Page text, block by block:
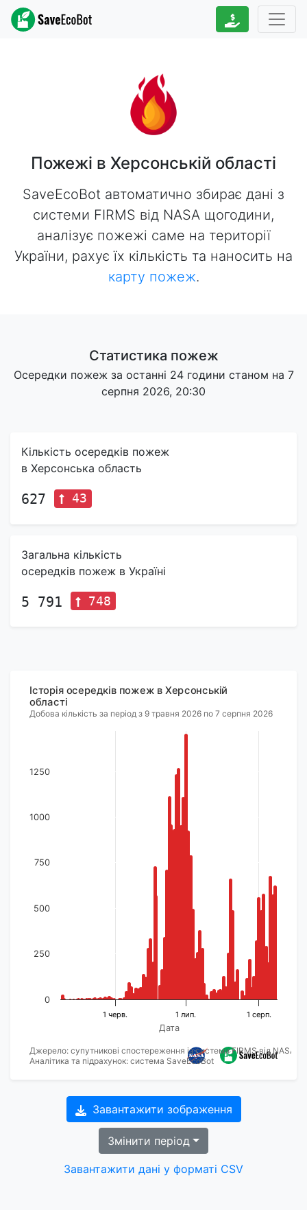
Пожежі в Херсонській області
SaveEcoBot автоматично збирає дані з
системи FIRMS від NASA щогодини,
аналізує пожежі саме на території
України, рахує їх кількість та наносить на
карту пожеж.
Статистика пожеж
Осередки пожеж за останні 24 години станом на 7
серпня 2026, 20:30
Кількість осередків пожеж
в Херсонська область
627 43
Загальна кількість
осередків пожеж в Україні
5 791 748
Джерело: супутникові спостереження із системи FIRMS від NASA
Аналітика та підрахунок: система SaveEcoBot
Дата
Історія осередків пожеж в Херсонській
області
Добова кількість за період з 9 травня 2026 по 7 серпня 2026
1 черв. 1 лип. 1 серп.
0
250
500
750
1000
1250
Завантажити зображення
Змінити період
Завантажити дані у форматі CSV